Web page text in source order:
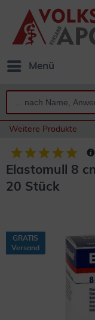
Menü
Weitere Produkte
Elastomull 8
20 Stück
GRATIS
Versand